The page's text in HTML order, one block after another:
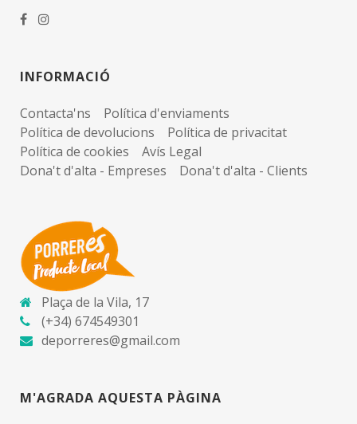
INFORMACIÓ
Contacta'ns
Política d'enviaments
Política de devolucions
Política de privacitat
Política de cookies
Avís Legal
Dona't d'alta - Empreses
Dona't d'alta - Clients
Plaça de la Vila, 17
(+34) 674549301
deporreres@gmail.com
M'AGRADA AQUESTA PÀGINA